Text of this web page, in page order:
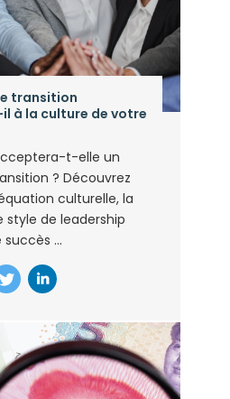
transition
à la culture de votre
t-elle un
? Découvrez
culturelle, la
de leadership
...